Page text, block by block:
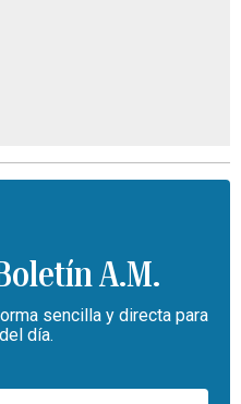
A.M.
sencilla y directa para
día.